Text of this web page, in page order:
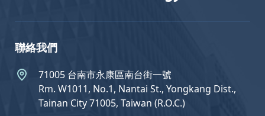
聯絡我們
71005 台南市永康區南台街一號
Rm. W1011, No.1, Nantai St., Yongkang Dist.,
Tainan City 71005, Taiwan (R.O.C.)